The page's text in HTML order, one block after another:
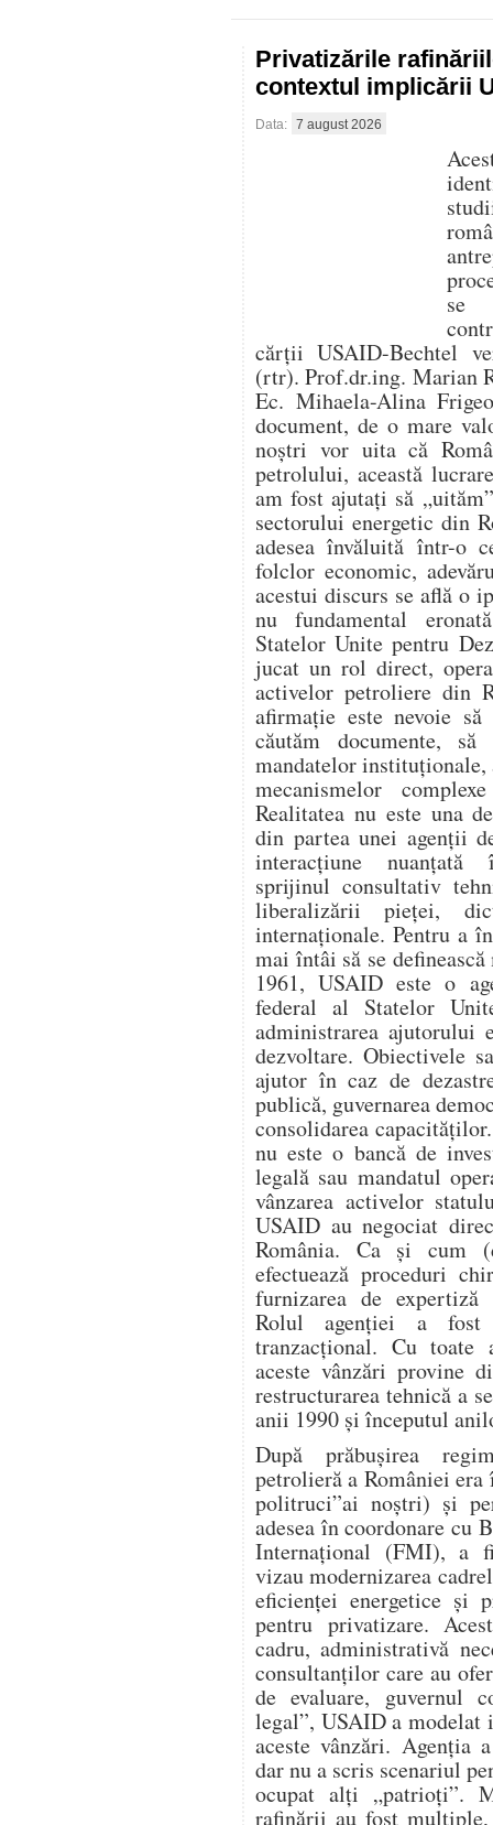
Privatizările
contextul implicării
Data: 7 august 2026
se
cărții USAID-Bechtel
(rtr). Prof.dr.ing. Marian
Ec. Mihaela-Alina
document, de o mare
noștri vor uita că
petrolului, această
am fost ajutați să
sectorului energetic din
adesea învăluită într-o
folclor economic,
acestui discurs se află o
nu fundamental
Statelor Unite pentru
jucat un rol direct,
activelor petroliere din
afirmație este nevoie
căutăm documente,
mandatelor instituționale,
mecanismelor
Realitatea nu este una
din partea unei agenții
interacțiune
sprijinul consultativ
liberalizării pieței,
internaționale. Pentru a
mai întâi să se
1961, USAID este o
federal al Statelor
administrarea ajutorului
dezvoltare. Obiectivele
ajutor în caz de
publică, guvernarea
consolidarea
nu este o bancă de
legală sau mandatul
vânzarea activelor
USAID au negociat
România. Ca și cum
efectuează proceduri
furnizarea de expertiză
Rolul agenției a fost
tranzacțional. Cu toate
aceste vânzări provine
restructurarea tehnică a
anii 1990 și începutul
După prăbușirea
petrolieră a României era
politruci”ai noștri) și
adesea în coordonare cu
Internațional (FMI), a
vizau modernizarea
eficienței energetice și
pentru privatizare.
cadru, administrativă
consultanților care au
de evaluare, guvernul
legal”, USAID a
aceste vânzări. Agenția
dar nu a scris scenariul
ocupat alți „patrioți”.
rafinării au fost